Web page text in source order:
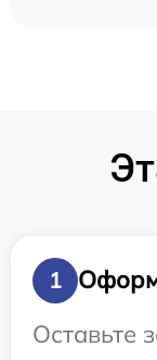
1
Оставьте